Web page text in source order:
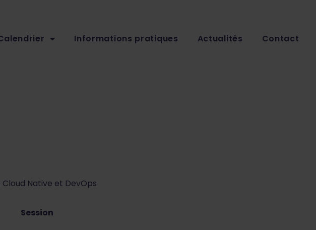
Informations pratiques Actualités Contact
Native et DevOps
Session